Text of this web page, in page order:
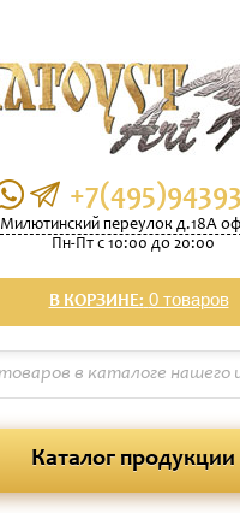
Милютинский переулок д.18А
Пн-Пт с 10:00 до 20:00
В КОРЗИНЕ: 0 товаров
Каталог продукции